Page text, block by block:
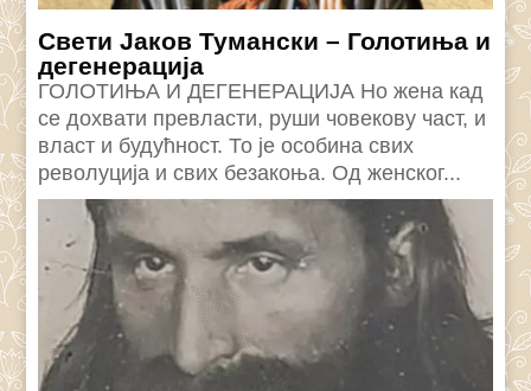
Свети Јаков Тумански – Голотиња и
дегенерација
ГОЛОТИЊА И ДЕГЕНЕРАЦИЈА Но жена кад
се дохвати превласти, руши човекову част, и
власт и будућност. То је особина свих
револуција и свих безакоња. Од женског...